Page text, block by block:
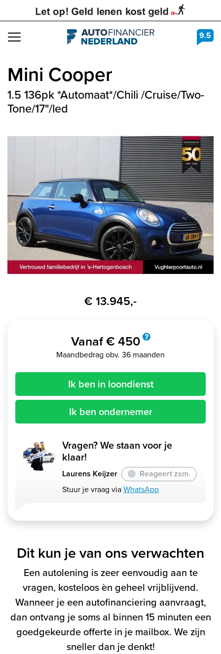
Navigation 9.5
Mini Cooper
1.5 136pk *Automaat*/Chili /Cruise/Two-
Tone/17"/led
€ 13.945,-
Vanaf € 450
Maandbedrag obv. 36 maanden
Ik ben in loondienst
Ik ben ondernemer
Vragen? We staan voor je
klaar!
Laurens Keijzer Reageert zsm.
Stuur je vraag viaWhatsApp
Dit kun je van ons verwachten
Een autolening is zeer eenvoudig aan te
vragen, kosteloos èn geheel vrijblijvend.
Wanneer je een autofinanciering aanvraagt,
dan ontvang je soms al binnen 15 minuten een
goedgekeurde offerte in je mailbox. We zijn
sneller dan je denkt!